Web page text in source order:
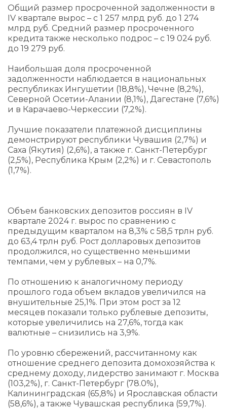
Общий размер просроченной задолженности в
IV квартале вырос – с 1 257 млрд руб. до 1 274
млрд руб. Средний размер просроченного
кредита также несколько подрос – с 19 024 руб.
до 19 279 руб.
Наибольшая доля просроченной
задолженности наблюдается в национальных
республиках Ингушетии (18,8%), Чечне (8,2%),
Северной Осетии-Алании (8,1%), Дагестане (7,6%)
и в Карачаево-Черкессии (7,2%).
Лучшие показатели платежной дисциплины
демонстрируют республики Чувашия (2,7%) и
Саха (Якутия) (2,6%), а также г. Санкт-Петербург
(2,5%), Республика Крым (2,2%) и г. Севастополь
(1,7%).
Объем банковских депозитов россиян в IV
квартале 2024 г. вырос по сравнению с
предыдущим кварталом на 8,3% с 58,5 трлн руб.
до 63,4 трлн руб. Рост долларовых депозитов
продолжился, но существенно меньшими
темпами, чем у рублевых – на 0,7%.
По отношению к аналогичному периоду
прошлого года объем вкладов увеличился на
внушительные 25,1%. При этом рост за 12
месяцев показали только рублевые депозиты,
которые увеличились на 27,6%, тогда как
валютные – снизились на 3,9%.
По уровню сбережений, рассчитанному как
отношение среднего депозита домохозяйства к
среднему доходу, лидерство занимают г. Москва
(103,2%), г. Санкт-Петербург (78.0%),
Калининградская (65,8%) и Ярославская области
(58,6%), а также Чувашская республика (59,7%).